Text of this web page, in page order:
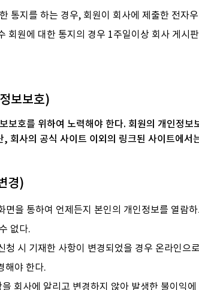
통지를 하는 경우, 회원이 회사에 제출한 전자
회원에 대한 통지의 경우 1주일이상 회사 게시
보보호)
보호를 위하여 노력해야 한다. 회원의 개인정
, 회사의 공식 사이트 이외의 링크된 사이트에
경)
을 통하여 언제든지 본인의 개인정보를 열람
없다.
시 기재한 사항이 변경되었을 경우 온라인으
해야 한다.
회사에 알리고 변경하지 않아 발생한 불이익